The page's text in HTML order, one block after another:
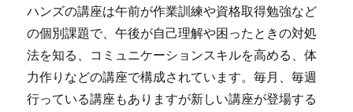
ハンズの講座は午前が作業訓練や資格取得勉強など
の個別課題で、午後が自己理解や困ったときの対処
法を知る、コミュニケーションスキルを高める、体
力作りなどの講座で構成されています。毎月、毎週
行っている講座もありますが新しい講座が登場する